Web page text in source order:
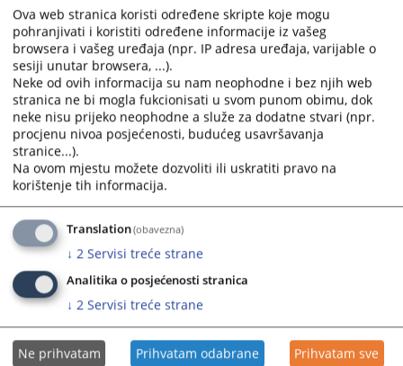
Ova web stranica koristi određene skripte koje mogu
pohranjivati i koristiti određene informacije iz vašeg
browsera i vašeg uređaja (npr. IP adresa uređaja, varijable o
sesiji unutar browsera, ...).
Neke od ovih informacija su nam neophodne i bez njih web
stranica ne bi mogla fukcionisati u svom punom obimu, dok
neke nisu prijeko neophodne a služe za dodatne stvari (npr.
procjenu nivoa posjećenosti, budućeg usavršavanja
stranice...).
Na ovom mjestu možete dozvoliti ili uskratiti pravo na
korištenje tih informacija.
Translation(obavezna)
↓ 2 Servisi treće strane
Analitika o posjećenosti stranica
↓ 2 Servisi treće strane
Ne prihvatam Prihvatam odabrane Prihvatam sve